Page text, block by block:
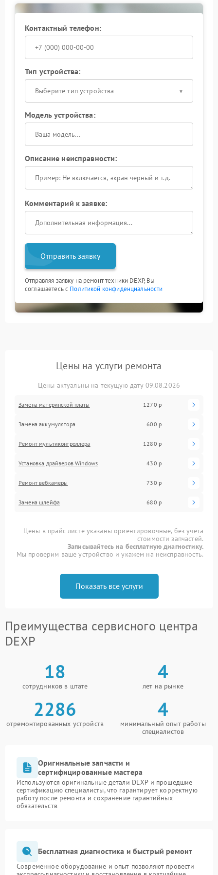
DEXP располагает необходимым оборудованием
для точной диагностики и устранения неполадок.
оригинальные комплектующие, гарантируя качество
и долговечность выполненных работ.
Контактный телефон:
Тип устройства:
Выберите тип устройства
Модель устройства:
Описание неисправности:
Комментарий к заявке:
Отправить заявку
Отправляя заявку на ремонт техники DEXP, Вы
соглашаетесь с Политикой конфиденциальности
Цены на услуги ремонта
Цены актуальны на текущую дату 09.08.2026
Замена материнской платы 1270 р
Замена аккумулятора 600 р
Ремонт мультиконтроллера 1280 р
Установка драйверов Windows 430 р
Ремонт вебкамеры 730 р
Замена шлейфа 680 р
Цены в прайс-листе указаны ориентировочные, без учета
стоимости запчастей.
Записывайтесь на бесплатную диагностику.
Мы проверим ваше устройство и укажем на неисправность.
Показать все услуги
Преимущества сервисного центра
DEXP
18
сотрудников в штате
4
лет на рынке
2286
отремонтированных устройств
4
минимальный опыт работы
специалистов
Оригинальные запчасти и
сертифицированные мастера
Используются оригинальные детали DEXP и прошедшие
сертификацию специалисты, что гарантирует корректную
работу после ремонта и сохранение гарантийных
обязательств
Бесплатная диагностика и быстрый ремонт
Современное оборудование и опыт позволяют провести